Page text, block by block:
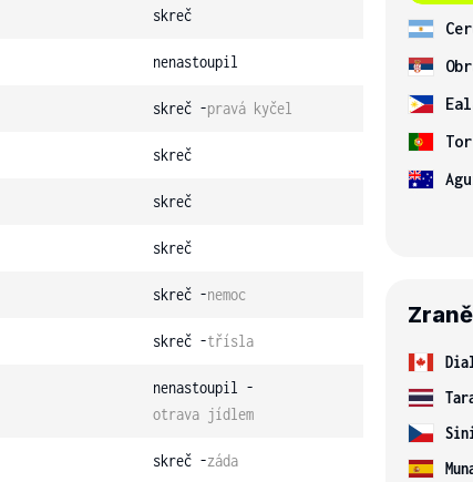
skreč
nenastoupil
skreč -pravá kyčel
skreč
skreč
skreč
skreč -nemoc
skreč -třísla
nenastoupil -
otrava jídlem
skreč -záda